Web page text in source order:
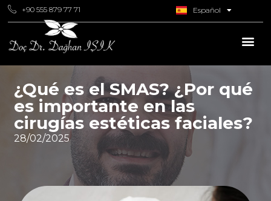
+90 555 879 77 71 Español
Italiano
¿Qué es el SMAS? ¿Por qué
es importante en las
cirugías estéticas faciales?
28/02/2025